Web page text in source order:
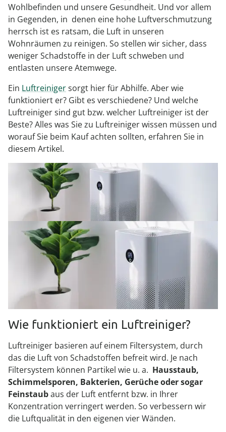
Gartenmöbel Sets &
Lounges
Gartenbeleuchtung
‎ Mehr entdecken
Küchengeräte
Küchentextilien
Küchenhelfer
‎ Mehr entdecken
Tortenplatten
Heimwerken
Insektenschutz
Nähzubehör
Haushaltshelfer
‎ Mehr entdecken
Schubladenorganizer
Schrankorganizer
Schuhstapler
Büro
Dekoration
Uhren & Wecker
Heimtextilien
‎ Mehr entdecken
Schrankorganizer
Schubladenorganizer
Grabschmuck
Grills & Grillzubehör
Pflanzenshop
Pflanzzubehör
‎ Mehr entdecken
LED-Leuchten
Wetterstationen
Damenunterwäsche
Herrenaccessoires
Herrenbekleidung
‎ Mehr entdecken
Regenschirme
Taschen
Schmuck & Uhren
Gesundheitsartikel
Infektionsschutz
Inkontinenzartikel
‎ Mehr entdecken
Bett-Aufstehhilfen
Ess- & Trinkhilfen
Hörhilfen
Sehhilfen
‎ Mehr entdecken
Geschenke für Kinder
Geschenke für Männer
Geschenke nach
Themen
Geschenkgutscheine
‎ Mehr entdecken
Wohlbefinden und unsere Gesundheit. Und vor allem
in Gegenden, in denen eine hohe Luftverschmutzung
herrsch ist es ratsam, die Luft in unseren
Wohnräumen zu reinigen. So stellen wir sicher, dass
weniger Schadstoffe in der Luft schweben und
entlasten unsere Atemwege.
Ein Luftreinigersorgt hier für Abhilfe. Aber wie
funktioniert er? Gibt es verschiedene? Und welche
Luftreiniger sind gut bzw. welcher Luftreiniger ist der
Beste? Alles was Sie zu Luftreiniger wissen müssen und
worauf Sie beim Kauf achten sollten, erfahren Sie in
diesem Artikel.
Wie funktioniert ein Luftreiniger?
Luftreiniger basieren auf einem Filtersystem, durch
das die Luft von Schadstoffen befreit wird. Je nach
Filtersystem können Partikel wie u. a. Hausstaub,
Schimmelsporen, Bakterien, Gerüche oder sogar
Feinstaubaus der Luft entfernt bzw. in Ihrer
Konzentration verringert werden. So verbessern wir
die Luftqualität in den eigenen vier Wänden.